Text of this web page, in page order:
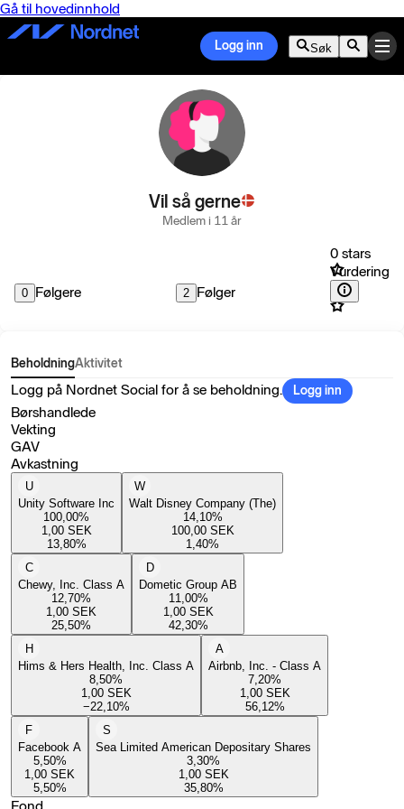
Gå til hovedinnhold
Logg inn Søk
Vil så gerne
Medlem i 11 år
0 Følgere 2 Følger
0 stars
Vurdering
BeholdningAktivitet
Logg på Nordnet Social for å se beholdning. Logg inn
Børshandlede
Vekting
GAV
Avkastning
U
Unity Software Inc
100,00%
1,00 SEK
13,80%
W
Walt Disney Company (The)
14,10%
100,00 SEK
1,40%
C
Chewy, Inc. Class A
12,70%
1,00 SEK
25,50%
D
Dometic Group AB
11,00%
1,00 SEK
42,30%
H
Hims & Hers Health, Inc. Class A
8,50%
1,00 SEK
−22,10%
A
Airbnb, Inc. - Class A
7,20%
1,00 SEK
56,12%
F
Facebook A
5,50%
1,00 SEK
5,50%
S
Sea Limited American Depositary Shares
3,30%
1,00 SEK
35,80%